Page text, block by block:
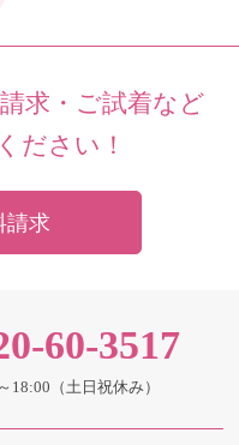
求・ご試着など
ださい！
請求
60-3517
18:00（土日祝休み）